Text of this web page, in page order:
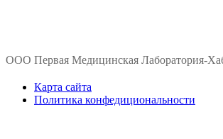
ООО Первая Медицинская Лаборатория-
Карта сайта
Политика конфедициональности